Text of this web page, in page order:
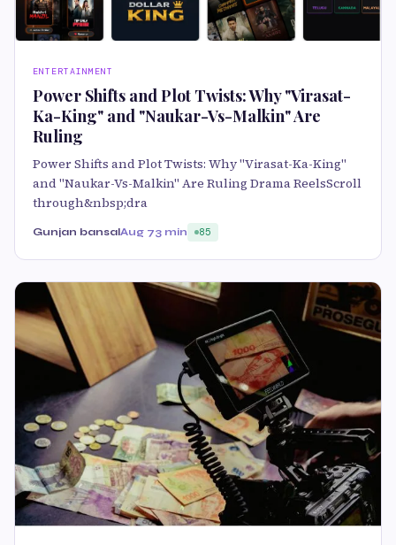
ENTERTAINMENT
Power Shifts and Plot Twists: Why "Virasat-
Ka-King" and "Naukar-Vs-Malkin" Are
Ruling
Power Shifts and Plot Twists: Why "Virasat-Ka-King"
and "Naukar-Vs-Malkin" Are Ruling Drama ReelsScroll
through&nbsp;dra
Gunjan bansalAug 73 min 85